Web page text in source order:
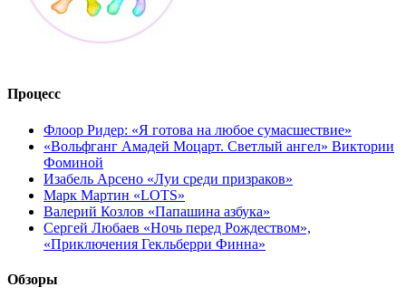
Процесс
Флоор Ридер: «Я готова на любое сумасшествие»
«Вольфганг Амадей Моцарт. Светлый ангел» Виктории
Фоминой
Изабель Арсено «Луи среди призраков»
Марк Мартин «LOTS»
Валерий Козлов «Папашина азбука»
Сергей Любаев «Ночь перед Рождеством»,
«Приключения Гекльберри Финна»
Обзоры